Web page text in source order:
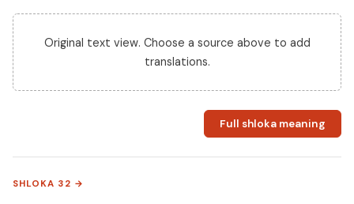
Original text view. Choose a source above to add
translations.
Full shloka meaning
SHLOKA 32 →